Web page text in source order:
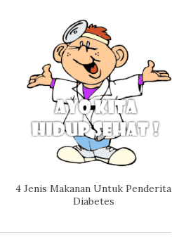
4 Jenis Makanan Untuk Penderita
Diabetes